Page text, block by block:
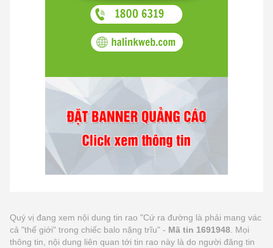
Quý vị đang xem nội dung tin rao "Cứ ra đường là phải mang vác
cả "thế giới" trong chiếc balo nặng trĩu" - Mã tin 1691948 . Mọi
thông tin, nội dung liên quan tới tin rao này là do người đăng tin